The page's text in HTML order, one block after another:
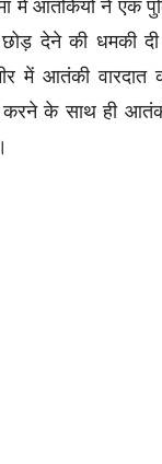
में आतंकियों ने एक
देने की धमकी
में आतंकी
करने के साथ ही